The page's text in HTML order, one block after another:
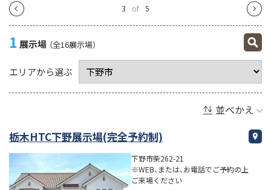
4 of 5
1 展示場 （全16展示場）
エリアから選ぶ
並べかえ
栃木HTC下野展示場(完全予約制)
下野市柴262-21
※WEB、または、お電話でご予約の上
ご来場ください